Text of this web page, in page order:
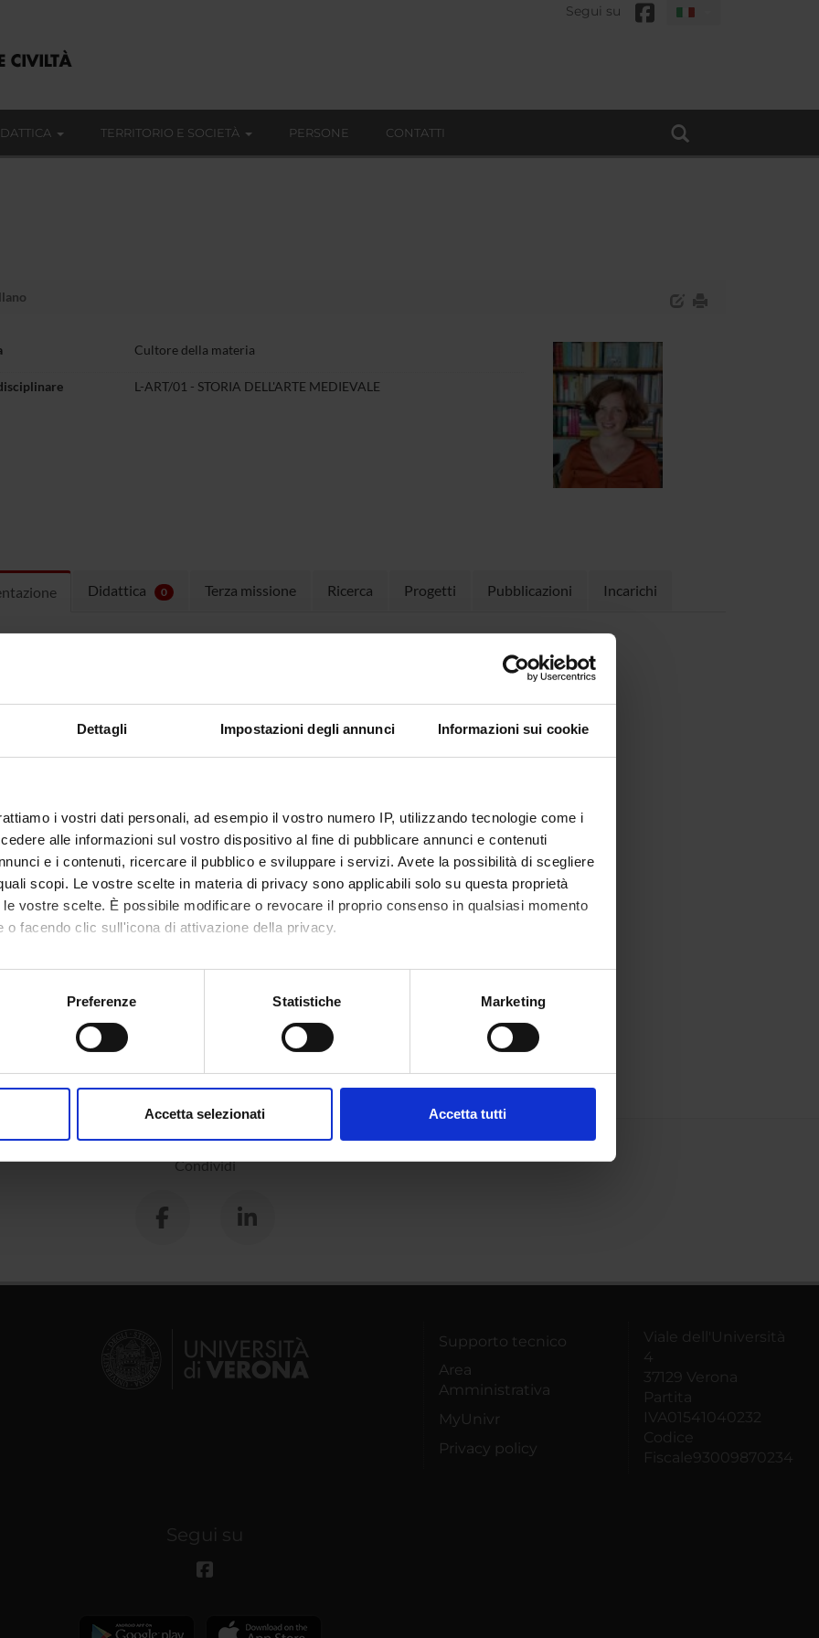
Dettagli Impostazioni degli annunci Informazioni sui cookie
i vostri dati personali, ad esempio il vostro numero IP, utilizzando tecnologie come i
alle informazioni sul vostro dispositivo al fine di pubblicare annunci e contenuti
e i contenuti, ricercare il pubblico e sviluppare i servizi. Avete la possibilità di scegliere
scopi. Le vostre scelte in materia di privacy sono applicabili solo su questa proprietà
vostre scelte. È possibile modificare o revocare il proprio consenso in qualsiasi momento
o facendo clic sull'icona di attivazione della privacy.
anche:
sulla tua posizione geografica, con un'approssimazione di qualche metro,
in qualsiasi momento dalla Dichiarazione sui cookie.
e social media, i quali potrebbero combinarle con altre informazioni che hai fornito loro o
Preferenze Statistiche Marketing
Accetta selezionati Accetta tutti
Segui su
TERRITORIO E SOCIETÀ PERSONE CONTATTI
Cultore della materia
L-ART/01 - STORIA DELL'ARTE MEDIEVALE
Didattica 0 Terza missione Ricerca Progetti Pubblicazioni Incarichi
Condividi
Supporto tecnico
Area
Amministrativa
MyUnivr
Privacy policy
Viale dell'Università
4
37129 Verona
Partita
IVA01541040232
Codice
Fiscale93009870234
Segui su